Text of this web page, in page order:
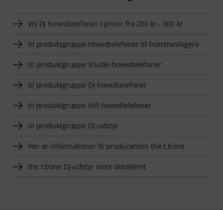
Vis DJ hovedtelefoner i priser fra 200 kr - 300 kr
til produktgruppe Hovedtelefoner til trommeslagere
til produktgruppe Studie-hovedtelefoner
til produktgruppe DJ hovedtelefoner
til produktgruppe Hifi hovedtelefoner
til produktgruppe DJ-udstyr
Her er informationer til producenten the t.bone
the t.bone DJ-udstyr vises detaljeret